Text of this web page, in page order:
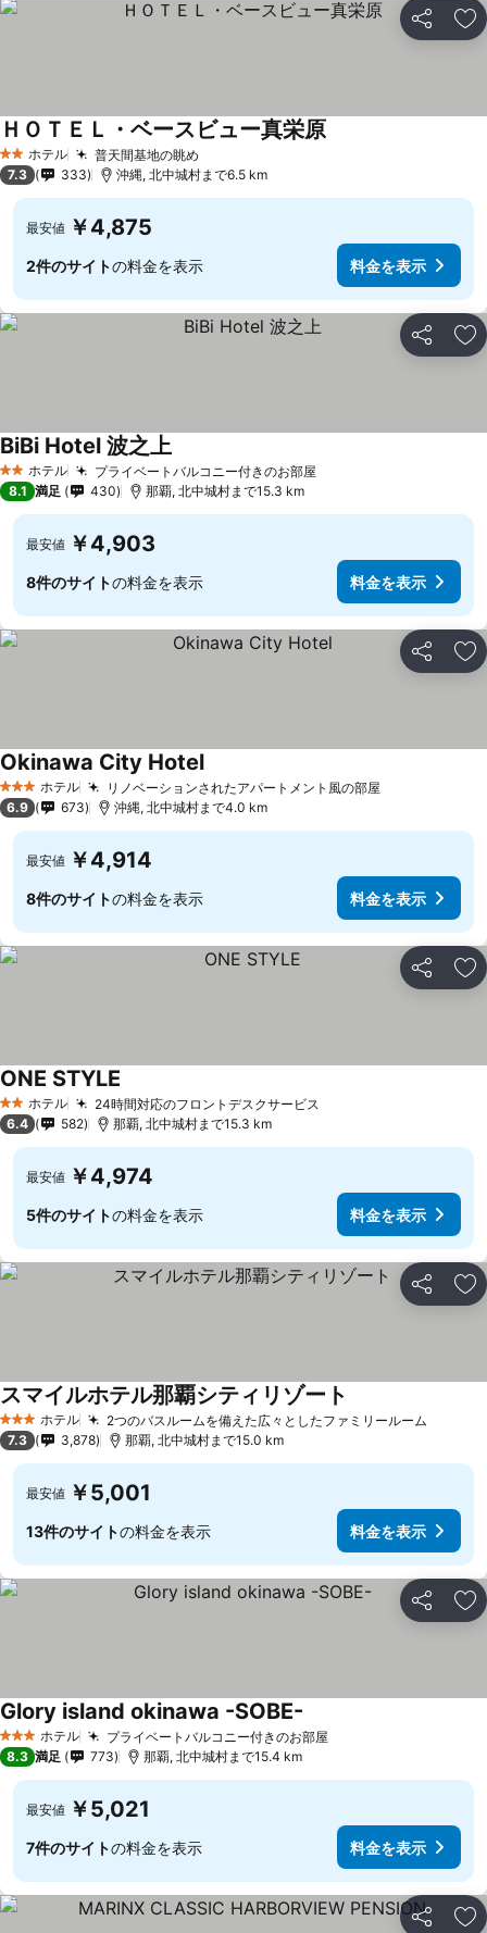
シェア お
2 ホテルのランク
ホテル 普天間基地の眺め
ＨＯＴＥＬ・ベースビュー真栄原
7.3 333 沖縄, 北中城村まで6.5 km
最安値 ￥4,875
2件のサイトの料金を表示 料金を表示
シェア お
2 ホテルのランク
ホテル プライベートバルコニー付きのお部屋
BiBi Hotel 波之上
8.1 満足 430 那覇, 北中城村まで15.3 km
最安値 ￥4,903
8件のサイトの料金を表示 料金を表示
シェア お
3 ホテルのランク
ホテル リノベーションされたアパートメント風の部屋
Okinawa City Hotel
6.9 673 沖縄, 北中城村まで4.0 km
最安値 ￥4,914
8件のサイトの料金を表示 料金を表示
シェア お
2 ホテルのランク
ホテル 24時間対応のフロントデスクサービス
ONE STYLE
6.4 582 那覇, 北中城村まで15.3 km
最安値 ￥4,974
5件のサイトの料金を表示 料金を表示
シェア お
3 ホテルのランク
ホテル 2つのバスルームを備えた広々としたファミリールーム
スマイルホテル那覇シティリゾート
7.3 3,878 那覇, 北中城村まで15.0 km
最安値 ￥5,001
13件のサイトの料金を表示 料金を表示
シェア お
3 ホテルのランク
ホテル プライベートバルコニー付きのお部屋
Glory island okinawa -SOBE-
8.3 満足 773 那覇, 北中城村まで15.4 km
最安値 ￥5,021
7件のサイトの料金を表示 料金を表示
シェア お